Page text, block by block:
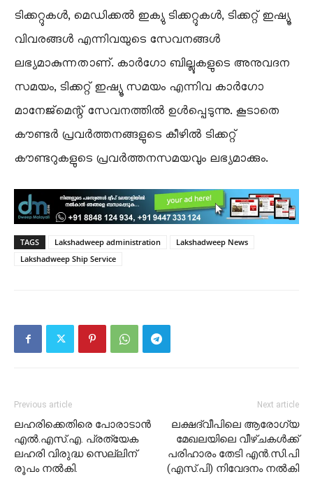
ടിക്കറ്റുകൾ, മെഡിക്കൽ ഇക്യു ടിക്കറ്റുകൾ, ടിക്കറ്റ് ഇഷ്യൂ
വിവരങ്ങൾ എന്നിവയുടെ സേവനങ്ങൾ
ലഭ്യമാകുന്നതാണ്. കാർഗോ ബില്ലുകളുടെ അനുവദന
സമയം, ടിക്കറ്റ് ഇഷ്യൂ സമയം എന്നിവ കാർഗോ
മാനേജ്മെന്റ് സേവനത്തിൽ ഉൾപ്പെടുന്നു. കൂടാതെ
കൗണ്ടർ പ്രവർത്തനങ്ങളുടെ കീഴിൽ ടിക്കറ്റ്
കൗണ്ടറുകളുടെ പ്രവർത്തനസമയവും ലഭ്യമാക്കും.
TAGS Lakshadweep administration
Lakshadweep News
Lakshadweep Ship Service
Previous article
ലഹരിക്കെതിരെ പോരാടാൻ
എൽ.എസ്.എ. പ്രത്യേക
ലഹരി വിരുദ്ധ സെല്ലിന്
രൂപം നൽകി.
Next article
ലക്ഷദ്വീപിലെ ആരോഗ്യ
മേഖലയിലെ വീഴ്ചകൾക്ക്
പരിഹാരം തേടി എൻ.സി.പി
(എസ്.പി) നിവേദനം നൽകി